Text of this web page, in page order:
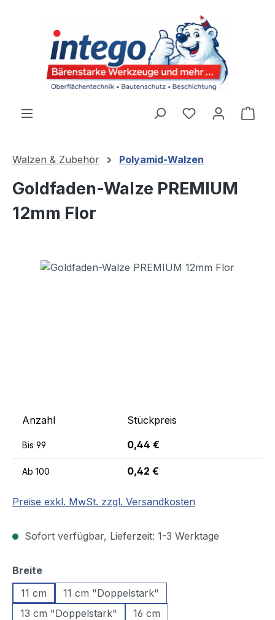
Du hast 0
Walzen & Zubehör Polyamid-Walzen
Goldfaden-Walze PREMIUM
12mm Flor
Bildergalerie überspringen
Anzahl Stückpreis
Bis 99 0,44 €
Ab 100 0,42 €
Preise exkl. MwSt. zzgl. Versandkosten
Sofort verfügbar, Lieferzeit: 1-3 Werktage
Breiteauswählen
11 cm
11 cm "Doppelstark"
13 cm "Doppelstark"
16 cm